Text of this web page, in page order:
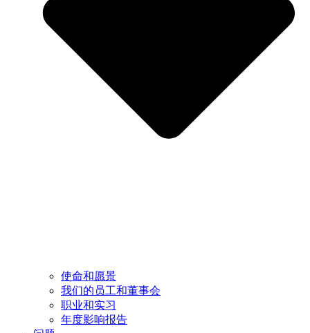
使命和愿景
我们的员工和董事会
职业和实习
年度影响报告